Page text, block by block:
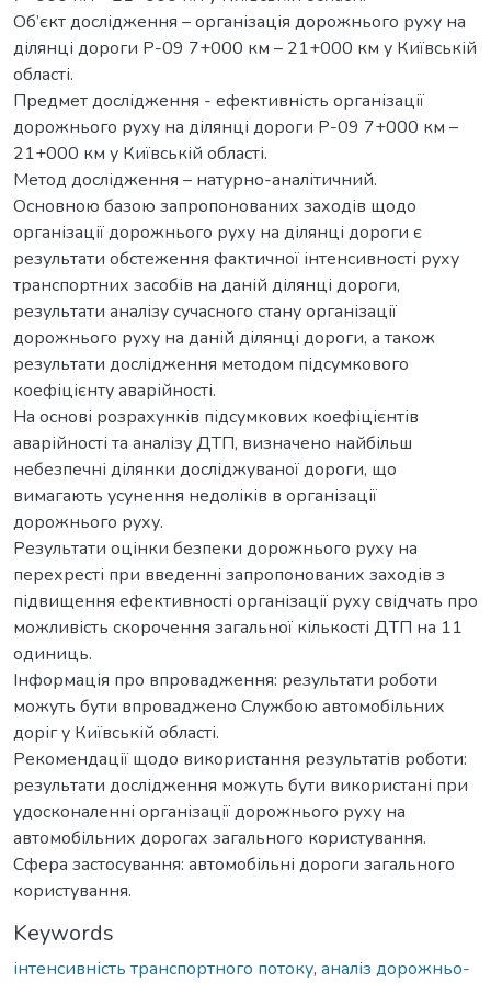
Об’єкт дослідження – організація дорожнього руху на
ділянці дороги Р-09 7+000 км – 21+000 км у Київській
області.
Предмет дослідження - ефективність організації
дорожнього руху на ділянці дороги Р-09 7+000 км –
21+000 км у Київській області.
Метод дослідження – натурно-аналітичний.
Основною базою запропонованих заходів щодо
організації дорожнього руху на ділянці дороги є
результати обстеження фактичної інтенсивності руху
транспортних засобів на даній ділянці дороги,
результати аналізу сучасного стану організації
дорожнього руху на даній ділянці дороги, а також
результати дослідження методом підсумкового
коефіцієнту аварійності.
На основі розрахунків підсумкових коефіцієнтів
аварійності та аналізу ДТП, визначено найбільш
небезпечні ділянки досліджуваної дороги, що
вимагають усунення недоліків в організації
дорожнього руху.
Результати оцінки безпеки дорожнього руху на
перехресті при введенні запропонованих заходів з
підвищення ефективності організації руху свідчать про
можливість скорочення загальної кількості ДТП на 11
одиниць.
Інформація про впровадження: результати роботи
можуть бути впроваджено Службою автомобільних
доріг у Київській області.
Рекомендації щодо використання результатів роботи:
результати дослідження можуть бути використані при
удосконаленні організації дорожнього руху на
автомобільних дорогах загального користування.
Сфера застосування: автомобільні дороги загального
користування.
Keywords
інтенсивність транспортного потоку, аналіз дорожньо-